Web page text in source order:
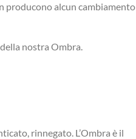
producono alcun cambiamento
nostra Ombra.
rinnegato. L’Ombra è il